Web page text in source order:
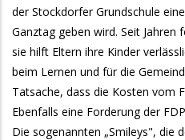
der Stockdorfer Grundschule
Ganztag geben wird. Seit Jahren
sie hilft Eltern ihre Kinder
beim Lernen und für die
Tatsache, dass die Kosten vom
Ebenfalls eine Forderung der
Die sogenannten „Smileys", die